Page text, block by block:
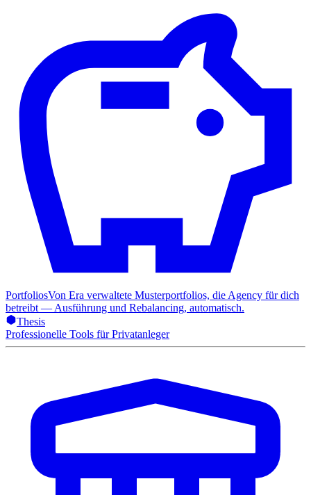
PortfoliosVon Era verwaltete Musterportfolios, die Agency für dich
betreibt — Ausführung und Rebalancing, automatisch.
Thesis
Professionelle Tools für Privatanleger